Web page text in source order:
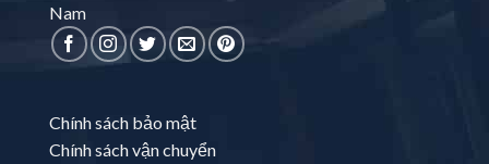
Nam
Chính sách bảo mật
Chính sách vận chuyển